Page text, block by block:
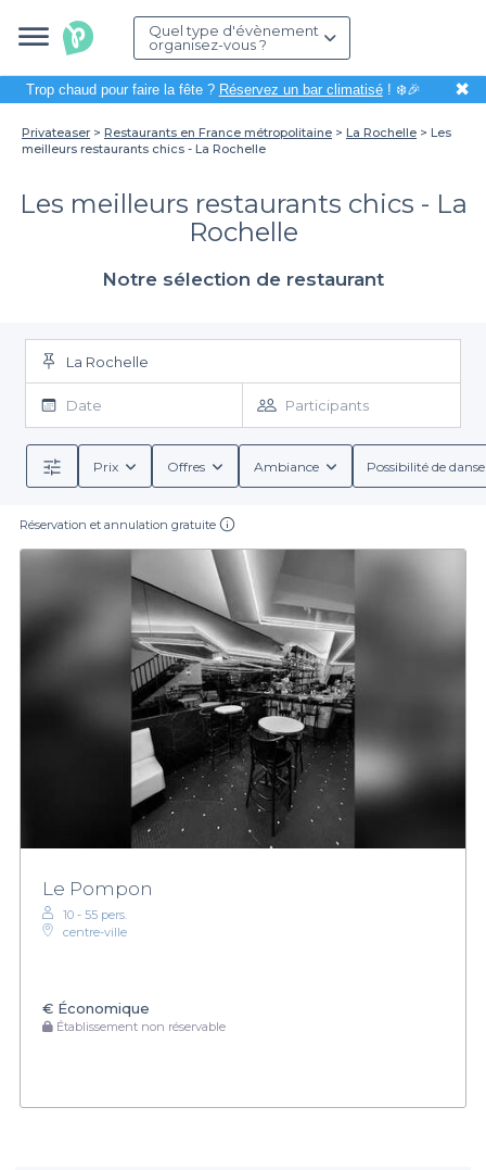
Quel type d'évènement
organisez-vous ?
Trop chaud pour faire la fête ? Réservez un bar climatisé! ❄️🎉 ✖
Privateaser Restaurants en France métropolitaine La Rochelle
Les
meilleurs restaurants chics - La Rochelle
Les meilleurs restaurants chics - La
Rochelle
Notre sélection de restaurant
La Rochelle
Date Participants
Prix Offres Ambiance Possibilité de
Réservation et annulation gratuite
Le Pompon
10 - 55 pers.
centre-ville
€ Économique
Établissement non réservable